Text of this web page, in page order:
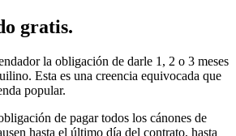
gratis.
la obligación de darle 1, 2 o 3 meses
Esta es una creencia equivocada que
popular.
de pagar todos los cánones de
hasta el último día del contrato, hasta